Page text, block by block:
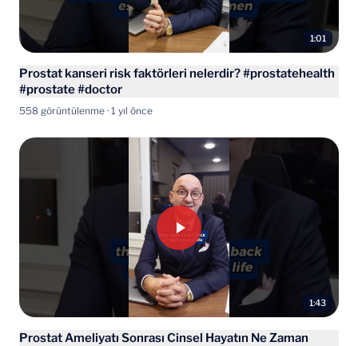
1:01
Prostat kanseri risk faktörleri nelerdir? #prostatehealth
#prostate #doctor
558 görüntülenme · 1 yıl önce
1:43
Prostat Ameliyatı Sonrası Cinsel Hayatın Ne Zaman